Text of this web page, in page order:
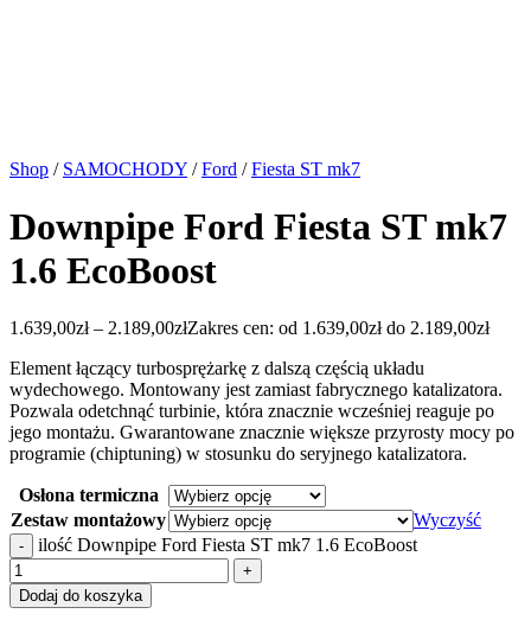
Shop / SAMOCHODY / Ford / Fiesta ST mk7
Downpipe Ford Fiesta ST mk7
1.6 EcoBoost
1.639,00zł – 2.189,00złZakres cen: od 1.639,00zł do 2.189,00zł
Element łączący turbosprężarkę z dalszą częścią układu
wydechowego. Montowany jest zamiast fabrycznego katalizatora.
Pozwala odetchnąć turbinie, która znacznie wcześniej reaguje po
jego montażu. Gwarantowane znacznie większe przyrosty mocy po
programie (chiptuning) w stosunku do seryjnego katalizatora.
Osłona termiczna
Zestaw montażowy
Wyczyść
ilość Downpipe Ford Fiesta ST mk7 1.6 EcoBoost
Dodaj do koszyka